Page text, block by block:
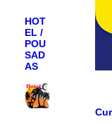
HOT
EL /
POU
SAD
AS